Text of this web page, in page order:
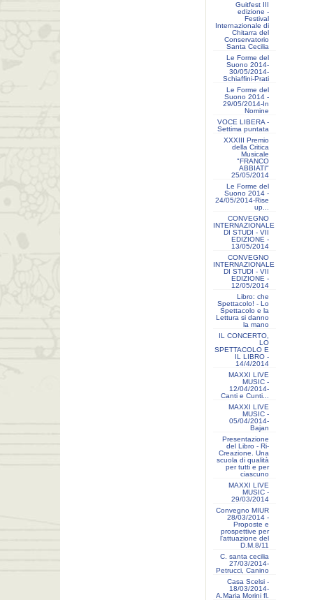
Guitfest III
edizione -
Festival
Internazionale di
Chitarra del
Conservatorio
Santa Cecilia
Le Forme del
Suono 2014-
30/05/2014-
Schiaffini-Prati
Le Forme del
Suono 2014 -
29/05/2014-In
Nomine
VOCE LIBERA -
Settima puntata
XXXIII Premio
della Critica
Musicale
"FRANCO
ABBIATI"
25/05/2014
Le Forme del
Suono 2014 -
24/05/2014-Rise
up...
CONVEGNO
INTERNAZIONALE
DI STUDI - VII
EDIZIONE -
13/05/2014
CONVEGNO
INTERNAZIONALE
DI STUDI - VII
EDIZIONE -
12/05/2014
Libro: che
Spettacolo! - Lo
Spettacolo e la
Lettura si danno
la mano
IL CONCERTO,
LO
SPETTACOLO E
IL LIBRO -
14/4/2014
MAXXI LIVE
MUSIC -
12/04/2014-
Canti e Cunti...
MAXXI LIVE
MUSIC -
05/04/2014-
Bajan
Presentazione
del Libro - Ri-
Creazione. Una
scuola di qualità
per tutti e per
ciascuno
MAXXI LIVE
MUSIC -
29/03/2014
Convegno MIUR
28/03/2014 -
Proposte e
prospettive per
l'attuazione del
D.M.8/11
C. santa cecilia
27/03/2014-
Petrucci, Canino
Casa Scelsi -
18/03/2014-
A.Maria Morini fl.